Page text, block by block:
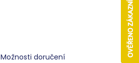
Možnosti doručení